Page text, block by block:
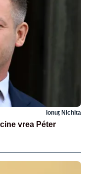
Ionuț Nichita
vrea Péter